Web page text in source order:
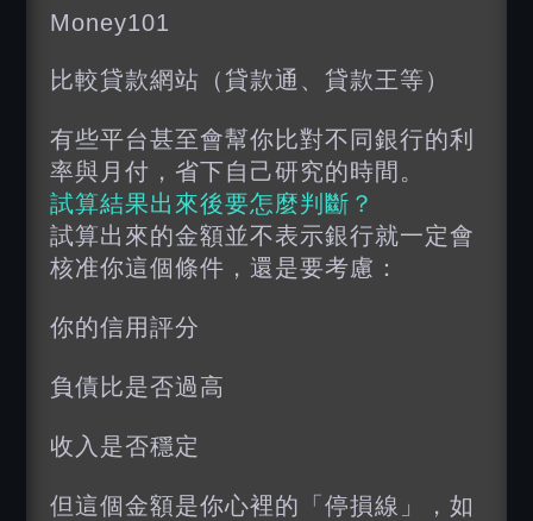
Money101
比較貸款網站（貸款通、貸款王等）
有些平台甚至會幫你比對不同銀行的利
率與月付，省下自己研究的時間。
試算結果出來後要怎麼判斷？
試算出來的金額並不表示銀行就一定會
核准你這個條件，還是要考慮：
你的信用評分
負債比是否過高
收入是否穩定
但這個金額是你心裡的「停損線」，如